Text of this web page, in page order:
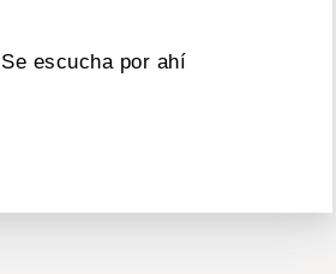
Se escucha por ahí